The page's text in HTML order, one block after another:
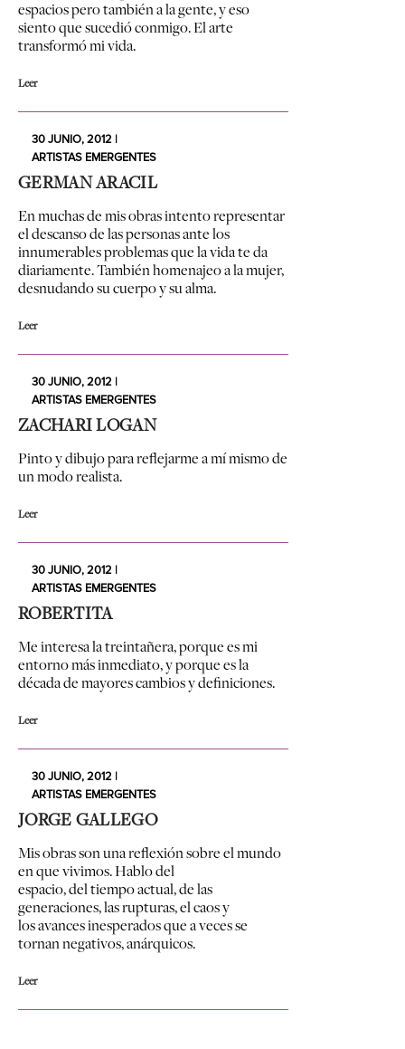
espacios pero también a la gente, y eso
siento que sucedió conmigo. El arte
transformó mi vida.
Leer
30 JUNIO, 2012 |
ARTISTAS EMERGENTES
GERMAN ARACIL
En muchas de mis obras intento representar
el descanso de las personas ante los
innumerables problemas que la vida te da
diariamente. También homenajeo a la mujer,
desnudando su cuerpo y su alma.
Leer
30 JUNIO, 2012 |
ARTISTAS EMERGENTES
ZACHARI LOGAN
Pinto y dibujo para reflejarme a mí mismo de
un modo realista.
Leer
30 JUNIO, 2012 |
ARTISTAS EMERGENTES
ROBERTITA
Me interesa la treintañera, porque es mi
entorno más inmediato, y porque es la
década de mayores cambios y definiciones.
Leer
30 JUNIO, 2012 |
ARTISTAS EMERGENTES
JORGE GALLEGO
Mis obras son una reflexión sobre el mundo
en que vivimos. Hablo del
espacio, del tiempo actual, de las
generaciones, las rupturas, el caos y
los avances inesperados que a veces se
tornan negativos, anárquicos.
Leer